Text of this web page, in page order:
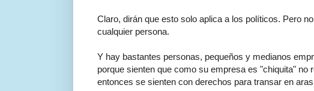
Claro, dirán que esto solo aplica a los políticos. Pero
cualquier persona.
Y hay bastantes personas, pequeños y medianos
porque sienten que como su empresa es "chiquita"
entonces se sienten con derechos para transar en